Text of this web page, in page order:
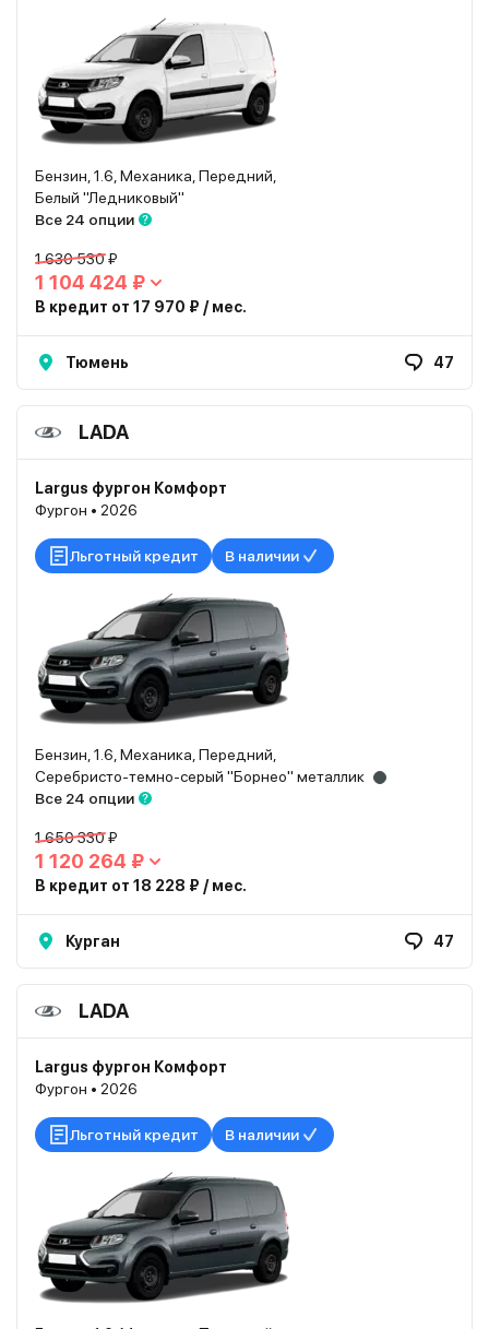
Бензин, 1.6, Механика, Передний,
Белый "Ледниковый"
Все 24 опции
1 630 530 ₽
1 104 424 ₽
В кредит от 17 970 ₽ / мес.
Тюмень 47
LADA
Largus фургон Комфорт
Фургон • 2026
Льготный кредит В наличии
Бензин, 1.6, Механика, Передний,
Серебристо-темно-серый "Борнео" металлик
Все 24 опции
1 650 330 ₽
1 120 264 ₽
В кредит от 18 228 ₽ / мес.
Курган 47
LADA
Largus фургон Комфорт
Фургон • 2026
Льготный кредит В наличии